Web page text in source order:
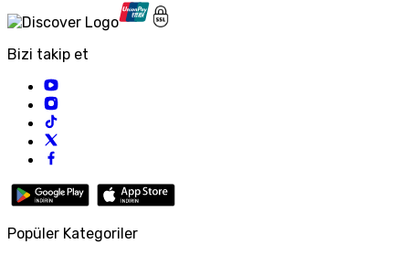
Bizi takip et
Popüler Kategoriler